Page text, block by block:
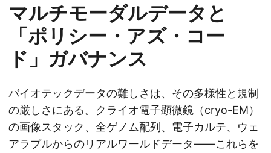
マルチモーダルデータと
「ポリシー・アズ・コー
ド」ガバナンス
バイオテックデータの難しさは、その多様性と規制
の厳しさにある。クライオ電子顕微鏡（cryo-EM）
の画像スタック、全ゲノム配列、電子カルテ、ウェ
アラブルからのリアルワールドデータ――これらを